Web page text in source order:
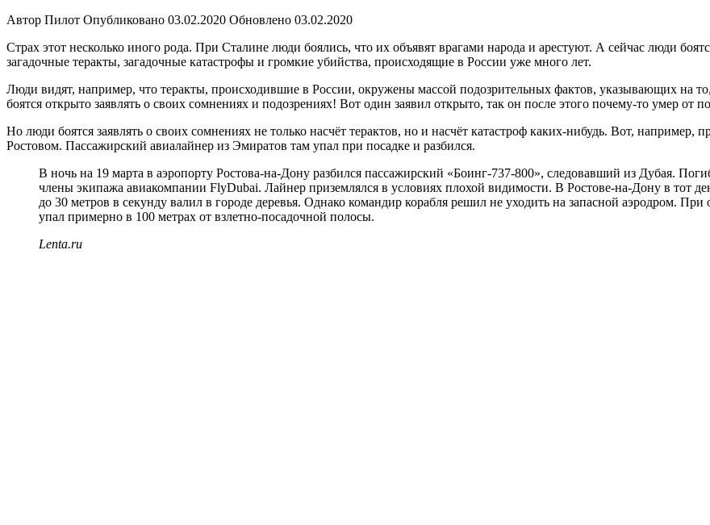
Автор Пилот Опубликовано 03.02.2020 Обновлено 03.02.2020
Страх этот несколько иного рода. При Сталине люди боялись, что их объявят врагами народа и арестуют. А сейчас люди
загадочные теракты, загадочные катастрофы и громкие убийства, происходящие в России уже много лет.
Люди видят, например, что теракты, происходившие в России, окружены массой подозрительных фактов, указывающих на
боятся открыто заявлять о своих сомнениях и подозрениях! Вот один заявил открыто, так он после этого почему-то умер от
Но люди боятся заявлять о своих сомнениях не только насчёт терактов, но и насчёт катастроф каких-нибудь. Вот, например,
Ростовом. Пассажирский авиалайнер из Эмиратов там упал при посадке и разбился.
В ночь на 19 марта в аэропорту Ростова-на-Дону разбился пассажирский «Боинг-737-800», следовавший из Дубая.
члены экипажа авиакомпании FlyDubai. Лайнер приземлялся в условиях плохой видимости. В Ростове-на-Дону в тот
до 30 метров в секунду валил в городе деревья. Однако командир корабля решил не уходить на запасной аэродром. При
упал примерно в 100 метрах от взлетно-посадочной полосы.
Lenta.ru